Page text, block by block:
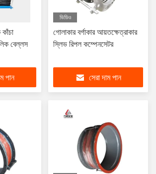
বেল্লস
পান
ভিডিও
গোলাকার বর্গাকার আয়তক্ষেত্রাকার
স্লিভ রিপল কম্পেনসেটর
সেরা দাম পান